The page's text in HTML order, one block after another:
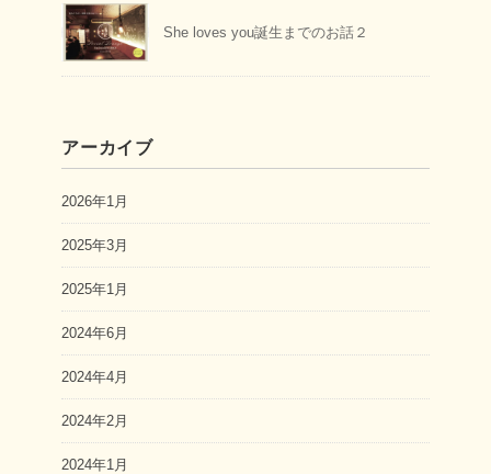
She loves you誕生までのお話２
アーカイブ
2026年1月
2025年3月
2025年1月
2024年6月
2024年4月
2024年2月
2024年1月